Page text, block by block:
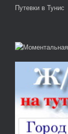
Путевки в Тунис